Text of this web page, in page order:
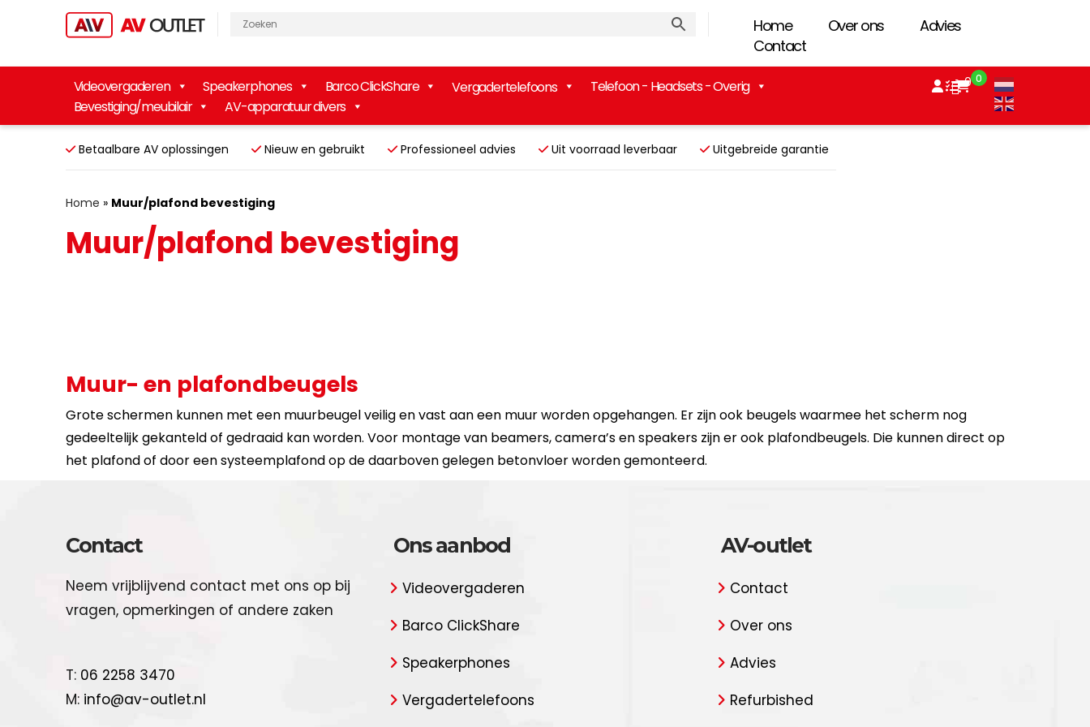
Home Over ons
Advies
Contact
Videovergaderen Speakerphones Barco ClickShare Vergadertelefoons
Telefoon - Headsets - Overig
Bevestiging/meubilair
AV-apparatuur divers
0 0
Betaalbare AV oplossingen Nieuw en gebruikt Professioneel advies Uit voorraad leverbaar Uitgebreide garantie
Home » Muur/plafond bevestiging
Muur/plafond bevestiging
Muur- en plafondbeugels
Grote schermen kunnen met een muurbeugel veilig en vast aan een muur worden opgehangen. Er zijn ook beugels waarmee het scherm nog
gedeeltelijk gekanteld of gedraaid kan worden. Voor montage van beamers, camera’s en speakers zijn er ook plafondbeugels. Die kunnen direct op
het plafond of door een systeemplafond op de daarboven gelegen betonvloer worden gemonteerd.
Contact
Neem vrijblijvend contact met ons op bij
vragen, opmerkingen of andere zaken
T: 06 2258 3470
M: info@av-outlet.nl
Ons aanbod
Videovergaderen
Barco ClickShare
Speakerphones
Vergadertelefoons
AV-outlet
Contact
Over ons
Advies
Refurbished